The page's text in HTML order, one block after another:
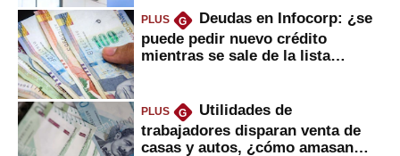
PLUS G
Deudas en Infocorp: ¿se
puede pedir nuevo crédito
mientras se sale de la lista
PLUS G
Utilidades de
trabajadores disparan venta de
casas y autos, ¿cómo amasan